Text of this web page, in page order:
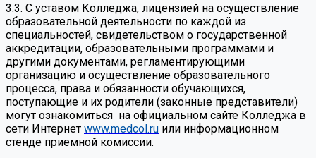
3.3. С уставом Колледжа, лицензией на осуществление
образовательной деятельности по каждой из
специальностей, свидетельством о государственной
аккредитации, образовательными программами и
другими документами, регламентирующими
организацию и осуществление образовательного
процесса, права и обязанности обучающихся,
поступающие и их родители (законные представители)
могут ознакомиться на официальном сайте Колледжа в
сети Интернет www.medcol.ru или информационном
стенде приемной комиссии.